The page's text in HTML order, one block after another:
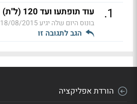
1
. עוד תופתעו ועד 120 (ל"ת)
בונוס היום שלה יגיע18/08/2015 07:53
הגב לתגובה זו
הורדת אפליקציה